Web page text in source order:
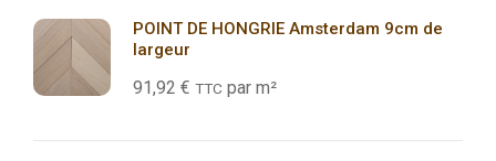
POINT DE HONGRIE Amsterdam 9cm de
largeur
91,92 € TTC par m²